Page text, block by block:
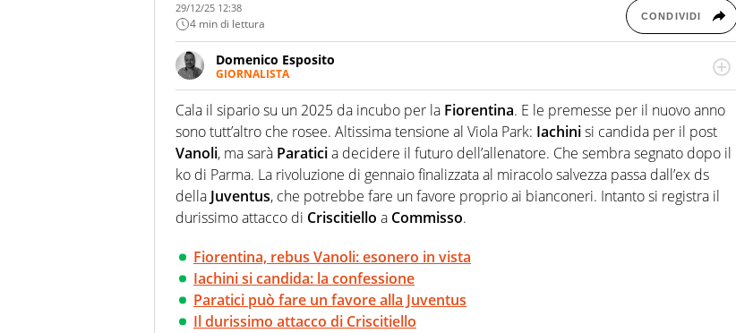
29/12/25 12:38
4 min di lettura CONDIVIDI
Domenico Esposito
GIORNALISTA
Da vent’anni in campo e sul campo per vivere ogni evento in tutte le sue sfaccettature.
Passione smisurata per il calcio e per la sfera di cuoio. Il pallone è una cosa serissima,
guai a dirgli di no
Cala il sipario su un 2025 da incubo per la Fiorentina. E le premesse per il nuovo anno
sono tutt’altro che rosee. Altissima tensione al Viola Park: Iachinisi candida per il post
Vanoli, ma sarà Paraticia decidere il futuro dell’allenatore. Che sembra segnato dopo il
ko di Parma. La rivoluzione di gennaio finalizzata al miracolo salvezza passa dall’ex ds
della Juventus, che potrebbe fare un favore proprio ai bianconeri. Intanto si registra il
durissimo attacco di Criscitiello a Commisso.
Fiorentina, rebus Vanoli: esonero in vista
Iachini si candida: la confessione
Paratici può fare un favore alla Juventus
Il durissimo attacco di Criscitiello